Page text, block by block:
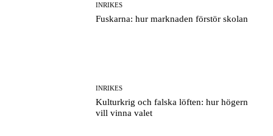
INRIKES
Fuskarna: hur marknaden förstör skolan
INRIKES
Kulturkrig och falska löften: hur högern
vill vinna valet